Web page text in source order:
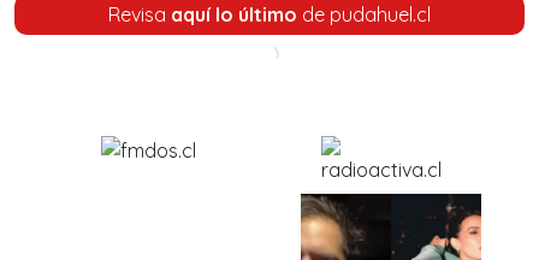
Revisa aquí lo último de pudahuel.cl